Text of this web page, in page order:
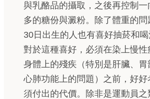
與乳酪品的攝取，之後再控制一
多的糖份與澱粉。除了體重的問
30日出生的人也有喜好抽菸和喝
對於這種喜好，必須在染上慢性
身體上的殘疾（特別是肝臟、胃
心肺功能上的問題）之前，好
須付出的代價。除非是運動員